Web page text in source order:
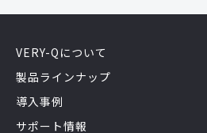
VERY-Qについて
製品ラインナップ
導入事例
サポート情報